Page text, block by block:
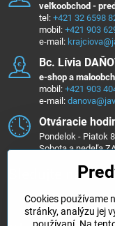
veľkoobchod -
tel: +421 32 6598
mobil: +421 903
e-mail:
Bc​. Lívia
e-shop a
mobil: +421 903
e-mail:
Otváracie
Pondelok - Piatok
Sobota a nedeľa
Sledujte nás na
Facebook
Cookies používame
stránky, analýzu jej